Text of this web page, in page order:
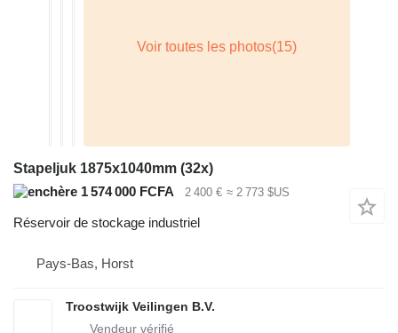
Stapeljuk 1875x1040mm (32x)
1 574 000 FCFA
2 400 € ≈ 2 773 $US
Réservoir de stockage industriel
Pays-Bas, Horst
Troostwijk Veilingen B.V.